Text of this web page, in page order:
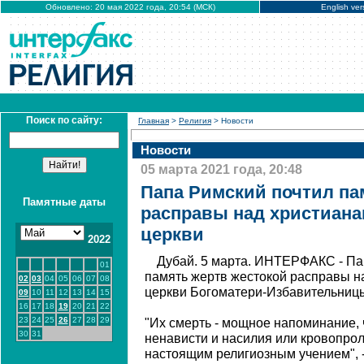
Обновлено: 20 мая 2022 года, 20:54 (МСК) English
Поиск по сайту:
Памятные даты
2022
01
02 03 04 05 06 07 08
09 10 11 12 13 14 15
16 17 18 19 20 21
22
23 24 25 26 27 28 29
30 31
Главная > Религия > Новости
Новости
05 марта 2021 года, 20:48
Папа Римский почтил
расправы над
церкви
Дубай. 5 марта. ИНТЕРФАКС -
память жертв жестокой расправы
церкви Богоматери-
"Их смерть - мощное напоминание,
ненависти и насилия или
настоящим религиозным учением",